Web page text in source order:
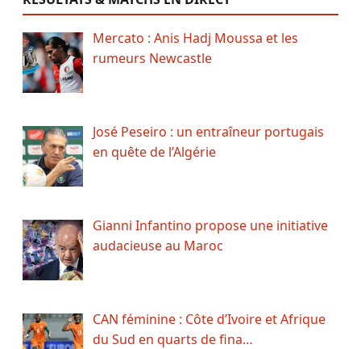
Mercato : Anis Hadj Moussa et les
rumeurs Newcastle
José Peseiro : un entraîneur portugais
en quête de l’Algérie
Gianni Infantino propose une initiative
audacieuse au Maroc
CAN féminine : Côte d’Ivoire et Afrique
du Sud en quarts de fina…